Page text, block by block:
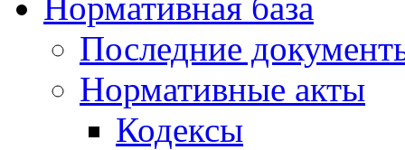
Последние
Нормативные акты
Кодексы